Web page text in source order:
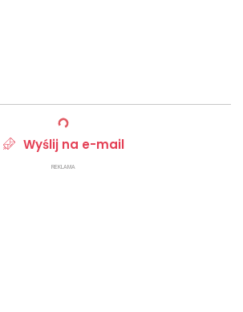
Wyślij na e-mail
REKLAMA